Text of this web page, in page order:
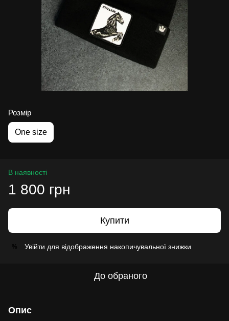
Розмір
One size
В наявності
1 800 грн
Купити
% Увійти для відображення накопичувальної знижки
До обраного
Опис